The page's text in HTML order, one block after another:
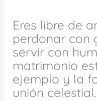
Eres libre de
perdonar con
servir con
matrimonio
ejemplo y la
unión celestial.